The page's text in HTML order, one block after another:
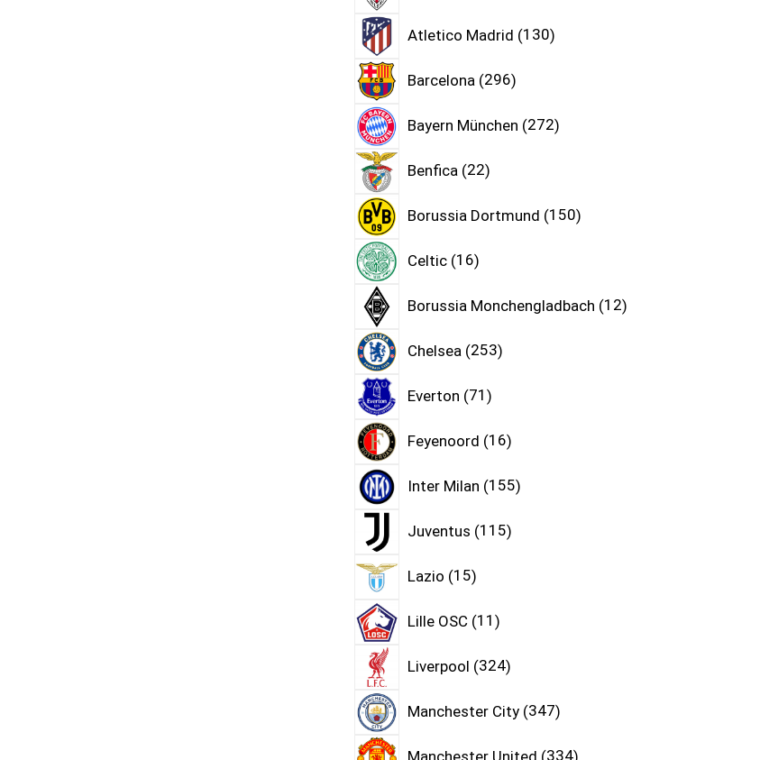
Atletico Madrid 130
Barcelona 296
Bayern München 272
Benfica 22
Borussia Dortmund 150
Celtic 16
Borussia Monchengladbach 12
Chelsea 253
Everton 71
Feyenoord 16
Inter Milan 155
Juventus 115
Lazio 15
Lille OSC 11
Liverpool 324
Manchester City 347
Manchester United 334